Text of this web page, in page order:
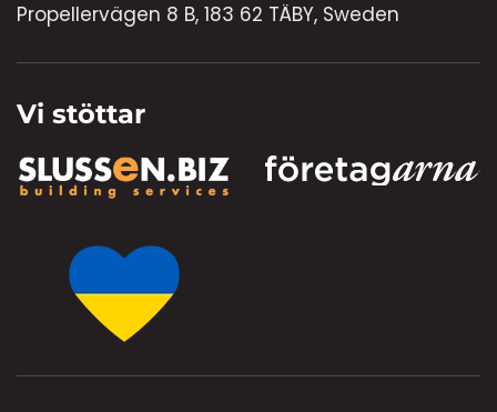
Propellervägen 8 B, 183 62 TÄBY, Sweden
Vi stöttar